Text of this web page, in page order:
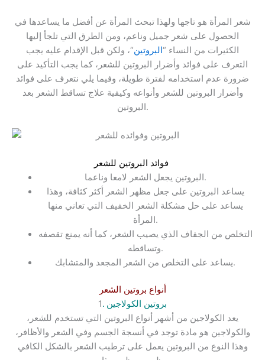
شعر المرأة هو تاجها ولهذا تبحث المرأة عن أفضل ما يساعدها في
الحصول على شعر جميل وناعم، ومن الطرق التي تلجأ إليها
الكثيرات من النساء “البروتين“، ولكن قبل الإقدام عليه يجب
التعرف على فوائد وأضرار البروتين للشعر، كما يجب التأكيد على
ضرورة عدم استخدامه لفترة طويلة، وفيما يلي نتعرف على فوائد
وأضرار البروتين للشعر وأنواعه وكيفية علاج تساقط الشعر بعد
البروتين.
فوائد البروتين للشعر
البروتين يجعل الشعر لامعا وناعما.
يساعد البروتين على جعل مظهر الشعر أكثر كثافة، وهذا
يساعد على حل مشكلة الشعر الخفيف التي تعاني منها
المرأة.
التخلص من الجفاف الذي يصيب الشعر، كما أنه يمنع تقصفه
وتساقطه.
يساعد على التخلص من الشعر المجعد والمتشابك.
أنواع بروتين الشعر
1 . بروتين الكولاجين
يعد الكولاجين من أشهر أنواع البروتين التي تستخدم للشعر،
والكولاجين هو مادة توجد في أنسجة الجسم وفي الشعر والأظافر،
وهذا النوع من البروتين يعمل على ترطيب الشعر بالشكل الكافي